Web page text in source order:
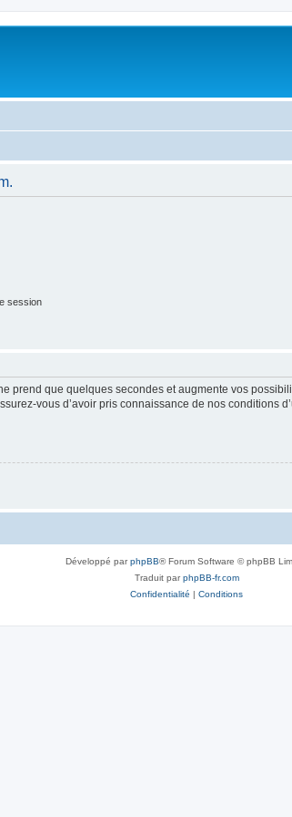
session
prend que quelques secondes et augmente vos
vous d’avoir pris connaissance de nos conditions
Développé parphpBB® Forum Software © phpBB
Traduit parphpBB-fr.com
Confidentialité | Conditions